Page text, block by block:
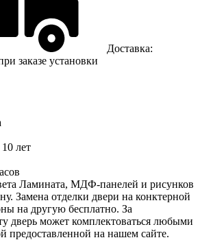
Доставка:
заказе установки
лет
Ламината, МДФ-панелей и рисунков
Замена отделки двери на конктерной
на другую бесплатно. За
дверь может комплектоваться любыми
предоставленной на нашем сайте.